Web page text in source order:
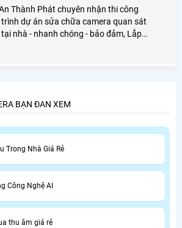
Thành Phát chuyên nhận thi công
dự án sửa chữa camera quan sát
nhà - nhanh chóng - bảo đảm, Lắp
BẠN ĐAN XEM
Trong Nhà Giá Rẻ
Công Nghệ AI
thu âm giá rẻ